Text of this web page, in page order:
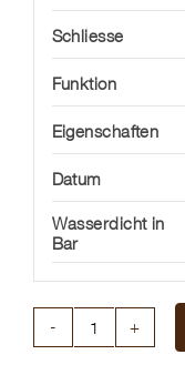
Schliesse
Funktion
Eigenschaften
Datum
Wasserdicht in
Bar